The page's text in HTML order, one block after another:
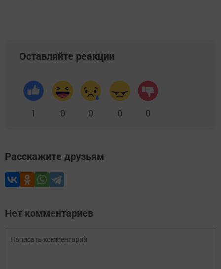
Оставляйте реакции
1 0 0 0 0
Расскажите друзьям
Нет комментариев